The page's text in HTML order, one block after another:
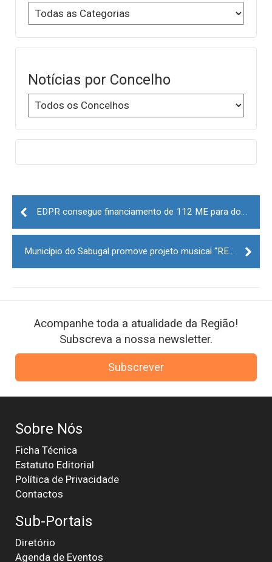
Notícias por Concelho
Post
navigation
Acompanhe toda a atualidade da Região!
Subscreva a nossa newsletter.
Subscrever
Sobre Nós
Ficha Técnica
Estatuto Editorial
Política de Privacidade
Contactos
Sub-Portais
Diretório
Agenda de Eventos